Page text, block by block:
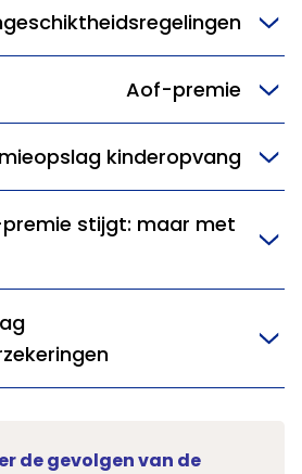
Aof-premie
kinderopvang
premie stijgt: maar met
de gevolgen van de